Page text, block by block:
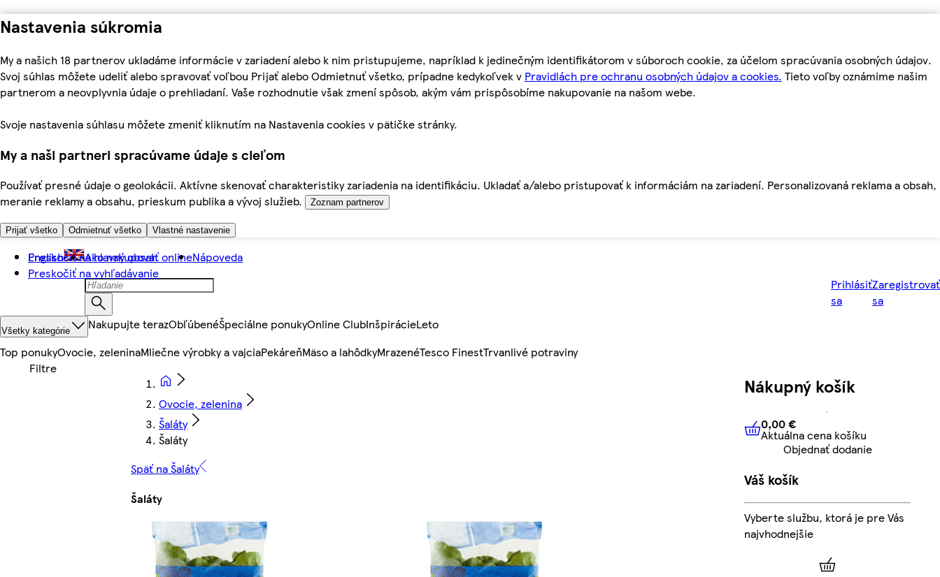
Nastavenia súkromia
My a našich 18 partnerov ukladáme informácie v zariadení alebo k nim pristupujeme, napríklad k jedinečným identifikátorom v súboroch cookie, za účelom spracúvania osobných údajov.
Svoj súhlas môžete udeliť alebo spravovať voľbou Prijať alebo Odmietnuť všetko, prípadne kedykoľvek v Pravidlách pre ochranu osobných údajov a cookies. Tieto voľby oznámime našim
partnerom a neovplyvnia údaje o prehliadaní. Vaše rozhodnutie však zmení spôsob, akým vám prispôsobíme nakupovanie na našom webe.
Svoje nastavenia súhlasu môžete zmeniť kliknutím na Nastavenia cookies v pätičke stránky.
My a naši partneri spracúvame údaje s cieľom
Používať presné údaje o geolokácii. Aktívne skenovať charakteristiky zariadenia na identifikáciu. Ukladať a/alebo pristupovať k informáciám na zariadení. Personalizovaná reklama a obsah,
meranie reklamy a obsahu, prieskum publika a vývoj služieb.
Zoznam partnerov
Prijať všetko Odmietnuť všetko Vlastné nastavenie
Preskočiť na hlavný obsah
Preskočiť na vyhľadávanie
English Ako nakupovať onlineNápoveda
Prihlásiť
sa
Zaregistrovať
sa
Všetky kategórie Nakupujte terazObľúbenéŠpeciálne ponukyOnline ClubInšpirácieLeto
Top ponukyOvocie, zeleninaMliečne výrobky a vajciaPekáreňMäso a lahôdkyMrazenéTesco FinestTrvanlivé potraviny
Ovocie, zelenina
Šaláty
Šaláty
Späť na Šaláty
Šaláty
Nákupný košík
0,00 € Aktuálna cena košíku
0,00 €
Aktuálna cena košíku
Objednať dodanie
Váš košík
Vyberte službu, ktorá je pre Vás
najvhodnejšie